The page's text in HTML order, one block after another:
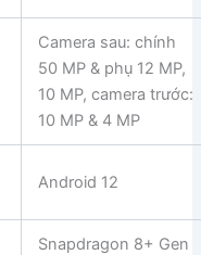
Camera sau: chính
50 MP & phụ 12 MP,
10 MP, camera trước:
10 MP & 4 MP
Android 12
Snapdragon 8+ Gen